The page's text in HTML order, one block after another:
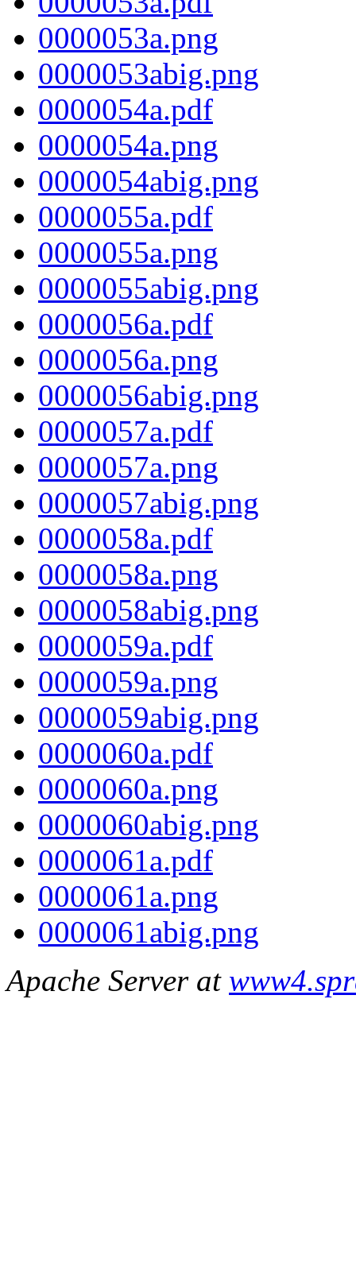
0000053a.png
0000053abig.png
0000054a.pdf
0000054a.png
0000054abig.png
0000055a.pdf
0000055a.png
0000055abig.png
0000056a.pdf
0000056a.png
0000056abig.png
0000057a.pdf
0000057a.png
0000057abig.png
0000058a.pdf
0000058a.png
0000058abig.png
0000059a.pdf
0000059a.png
0000059abig.png
0000060a.pdf
0000060a.png
0000060abig.png
0000061a.pdf
0000061a.png
0000061abig.png
Apache Server at